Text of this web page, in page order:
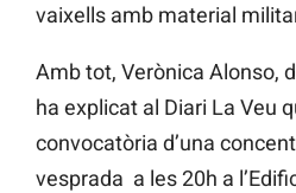
vaixells amb material
Amb tot, Verònica Alonso,
ha explicat al Diari La Veu
convocatòria d’una
vesprada a les 20h a